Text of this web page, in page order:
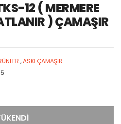
12 ( MERMERE
) ÇAMAŞIR
,ASKI ÇAMAŞIR